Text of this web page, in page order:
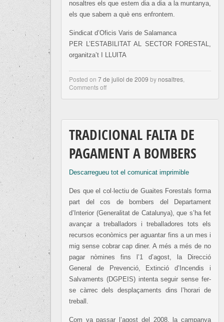
nosaltres els que estem dia a dia a la muntanya,
els que sabem a què ens enfrontem.
Sindicat d’Oficis Varis de Salamanca
PER L’ESTABILITAT AL SECTOR FORESTAL,
organitza’t I LLUITA
Posted on 7 de juliol de 2009 by nosaltres
Comments off
TRADICIONAL FALTA DE
PAGAMENT A BOMBERS
Descarregueu tot el comunicat imprimible
Des que el col·lectiu de Guaites Forestals forma
part del cos de bombers del Departament
d’Interior (Generalitat de Catalunya), que s’ha fet
avançar a treballadors i treballadores tots els
recursos econòmics per aguantar fins a un mes i
mig sense cobrar cap diner. A més a més de no
pagar nòmines fins l’1 d’agost, la Direcció
General de Prevenció, Extinció d’Incendis i
Salvaments (DGPEIS) intenta seguir sense fer-
se càrrec dels desplaçaments dins l’horari de
treball.
Com va passar l’agost del 2008, la campanya